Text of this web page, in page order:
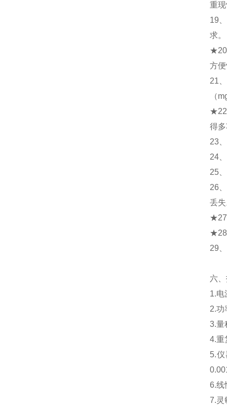
重
19
求。
★20
方
21
（
★22
得
23
24
25
26
丢
★27
★28
29
六
1.电
2.
3.量
4.重
5.
6.线
7.灵